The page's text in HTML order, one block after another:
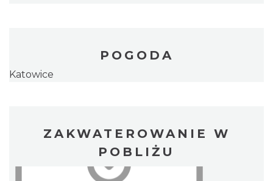
POGODA
Katowice
ZAKWATEROWANIE W
POBLIŻU